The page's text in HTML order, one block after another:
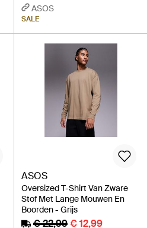
ASOS
SALE
ASOS
Oversized T-Shirt Van Zware
Stof Met Lange Mouwen En
Boorden - Grijs
€ 22,99€ 12,99